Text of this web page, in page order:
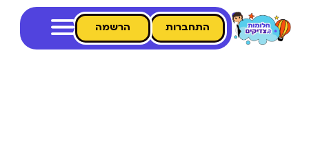
התחברות הרשמה